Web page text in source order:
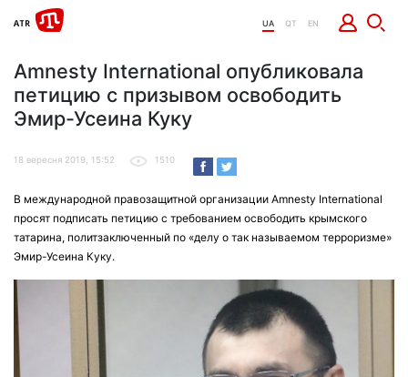
UA QT EN
Amnesty International опубликовала
петицию с призывом освободить
Эмир-Усеина Куку
18 вересня 2019, 15:52 1510
В международной правозащитной организации Amnesty International
просят подписать петицию с требованием освободить крымского
татарина, политзаключенный по «делу о так называемом терроризме»
Эмир-Усеина Куку.